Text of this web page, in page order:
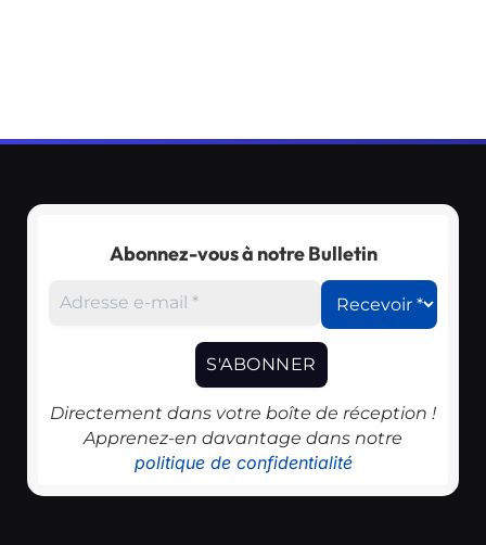
Abonnez-vous à notre Bulletin
Directement dans votre boîte de réception !
Apprenez-en davantage dans notre
politique de confidentialité